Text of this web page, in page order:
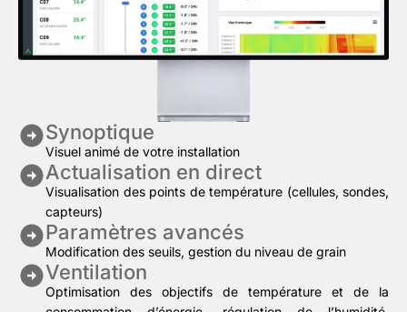
Synoptique
Visuel animé de votre installation
Actualisation en direct
Visualisation des points de température (cellules, sondes,
capteurs)
Paramètres avancés
Modification des seuils, gestion du niveau de grain
Ventilation
Optimisation des objectifs de température et de la